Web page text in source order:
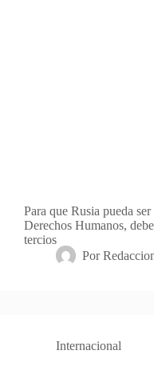
Para que Rusia pueda
Derechos Humanos,
tercios
Por
Internacional